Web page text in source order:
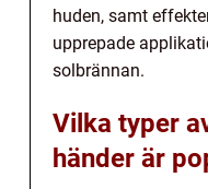
huden, samt
upprepade
solbrännan.
Vilka typer
händer är